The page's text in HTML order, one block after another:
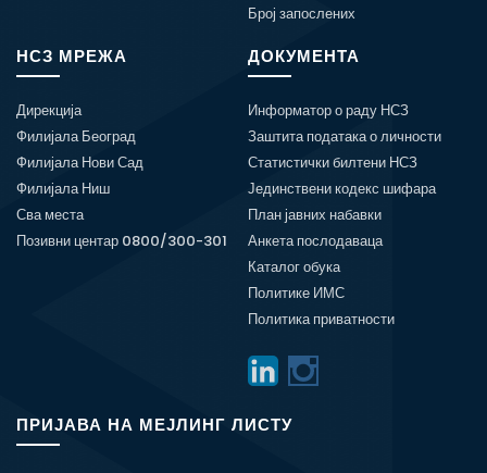
Број запослених
НСЗ МРЕЖА
Дирекција
Филијала Београд
Филијала Нови Сад
Филијала Ниш
Сва места
Позивни центар 0800/300-301
ДОКУМЕНТА
Информатор о раду НСЗ
Заштита података о личности
Статистички билтени НСЗ
Јединствени кодекс шифара
План јавних набавки
Анкета послодаваца
Каталог обука
Политике ИМС
Политика приватности
ПРИЈАВА НА МЕЈЛИНГ ЛИСТУ